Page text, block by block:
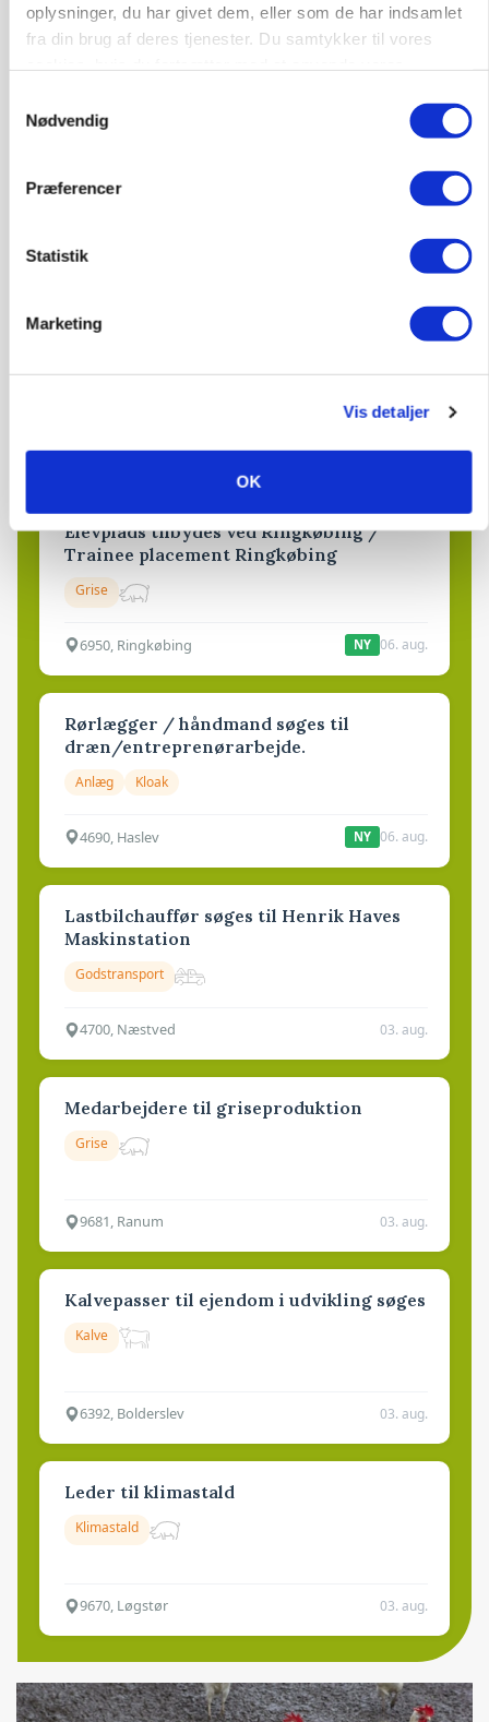
oplysninger, du har givet dem, eller som de har indsamlet
fra din brug af deres tjenester. Du samtykker til vores
Nødvendig
Præferencer
Statistik
Marketing
Vis detaljer
OK
Annonce
32.500 stipladser skifter slagteri: En af landets
største producenter sender nu grisene til
Elevplads tilbydes ved Ringkøbing /
Trainee placement Ringkøbing
Grise
6950, Ringkøbing NY 06. aug.
Rørlægger / håndmand søges til
dræn/entreprenørarbejde.
Anlæg Kloak
4690, Haslev NY 06. aug.
Lastbilchauffør søges til Henrik Haves
Maskinstation
Godstransport
4700, Næstved 03. aug.
Medarbejdere til griseproduktion
Grise
9681, Ranum 03. aug.
Kalvepasser til ejendom i udvikling søges
Kalve
6392, Bolderslev 03. aug.
Leder til klimastald
Klimastald
9670, Løgstør 03. aug.